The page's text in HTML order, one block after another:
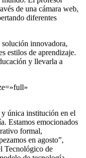
de una cámara web,
diferentes
innovadora,
estilos de aprendizaje.
y llevarla a
única institución en el
Estamos emocionados
formal,
en agosto”,
Tecnológico de